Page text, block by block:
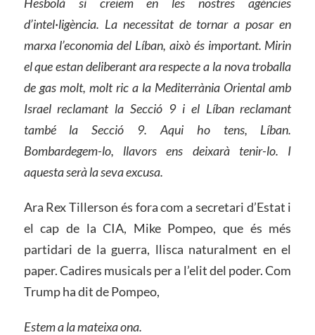
d’intel·ligència. La necessitat de tornar a posar en
marxa l’economia del Líban, això és important. Mirin
el que estan deliberant ara respecte a la nova troballa
de gas molt, molt ric a la Mediterrània Oriental amb
Israel reclamant la Secció 9 i el Líban reclamant
també la Secció 9. Aqui ho tens, Líban.
Bombardegem-lo, llavors ens deixarà tenir-lo. I
aquesta serà la seva excusa.
Ara Rex Tillerson és fora com a secretari d’Estat i
el cap de la CIA, Mike Pompeo, que és més
partidari de la guerra, llisca naturalment en el
paper. Cadires musicals per a l’elit del poder. Com
Trump ha dit de Pompeo,
Estem a la mateixa ona.